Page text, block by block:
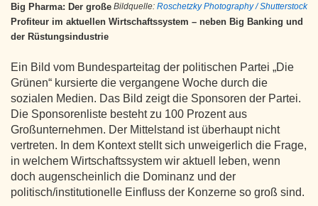
Bildquelle: Roschetzky Photography / Shutterstock
Big Pharma: Der große
Profiteur im aktuellen Wirtschaftssystem – neben Big Banking und
der Rüstungsindustrie
Ein Bild vom Bundesparteitag der politischen Partei „Die
Grünen“ kursierte die vergangene Woche durch die
sozialen Medien. Das Bild zeigt die Sponsoren der Partei.
Die Sponsorenliste besteht zu 100 Prozent aus
Großunternehmen. Der Mittelstand ist überhaupt nicht
vertreten. In dem Kontext stellt sich unweigerlich die Frage,
in welchem Wirtschaftssystem wir aktuell leben, wenn
doch augenscheinlich die Dominanz und der
politisch/institutionelle Einfluss der Konzerne so groß sind.